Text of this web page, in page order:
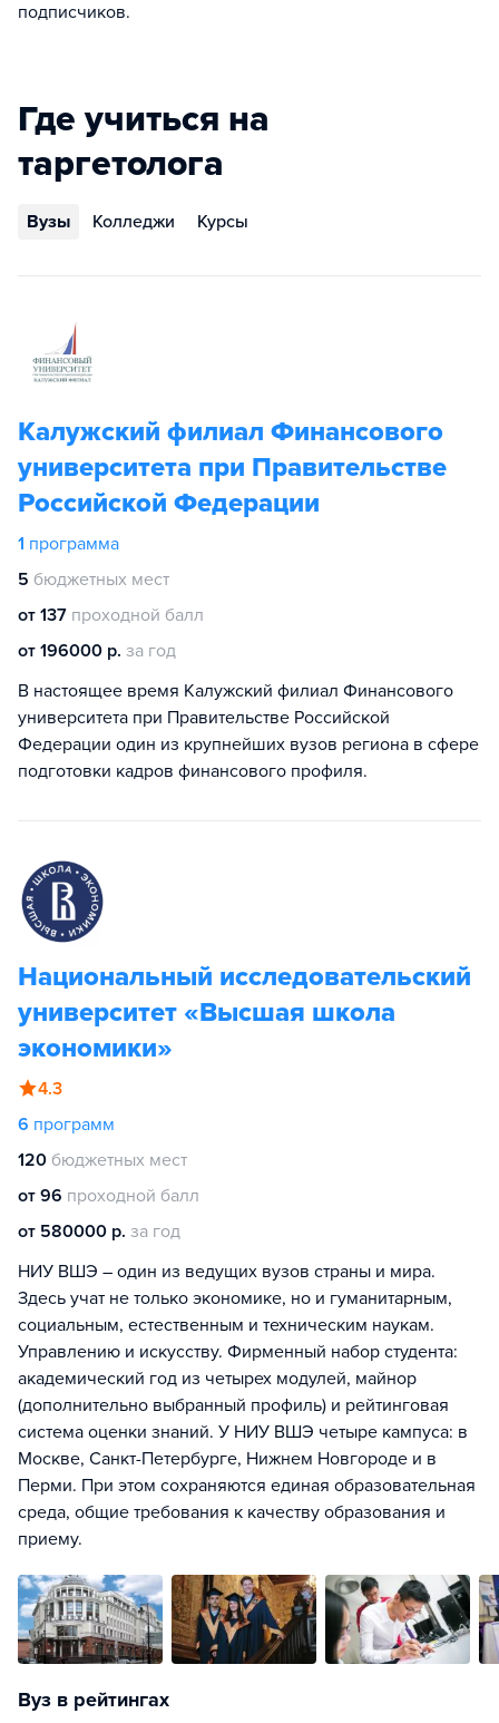
подписчиков.
Где учиться на
таргетолога
Вузы Колледжи Курсы
Калужский филиал Финансового
университета при Правительстве
Российской Федерации
1 программа
5 бюджетных мест
от 137 проходной балл
от 196000 р. за год
В настоящее время Калужский филиал Финансового
университета при Правительстве Российской
Федерации один из крупнейших вузов региона в сфере
подготовки кадров финансового профиля.
Национальный исследовательский
университет «Высшая школа
экономики»
4.3
6 программ
120 бюджетных мест
от 96 проходной балл
от 580000 р. за год
НИУ ВШЭ – один из ведущих вузов страны и мира.
Здесь учат не только экономике, но и гуманитарным,
социальным, естественным и техническим наукам.
Управлению и искусству. Фирменный набор студента:
академический год из четырех модулей, майнор
(дополнительно выбранный профиль) и рейтинговая
система оценки знаний. У НИУ ВШЭ четыре кампуса: в
Москве, Санкт-Петербурге, Нижнем Новгороде и в
Перми. При этом сохраняются единая образовательная
среда, общие требования к качеству образования и
приему.
Вуз в рейтингах